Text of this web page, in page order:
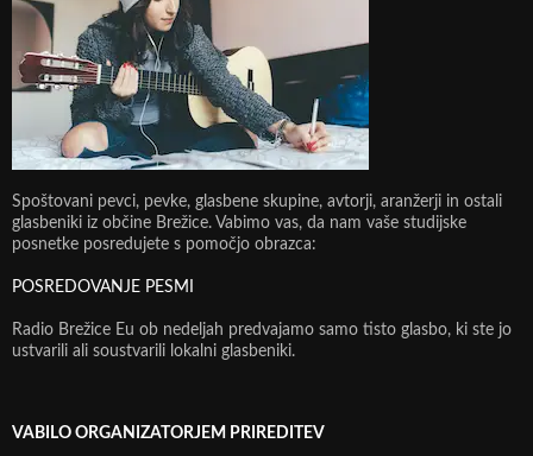
Spoštovani pevci, pevke, glasbene skupine, avtorji, aranžerji in ostali
glasbeniki iz občine Brežice. Vabimo vas, da nam vaše studijske
posnetke posredujete s pomočjo obrazca:
POSREDOVANJE PESMI
Radio Brežice Eu ob nedeljah predvajamo samo tisto glasbo, ki ste jo
ustvarili ali soustvarili lokalni glasbeniki.
VABILO ORGANIZATORJEM PRIREDITEV